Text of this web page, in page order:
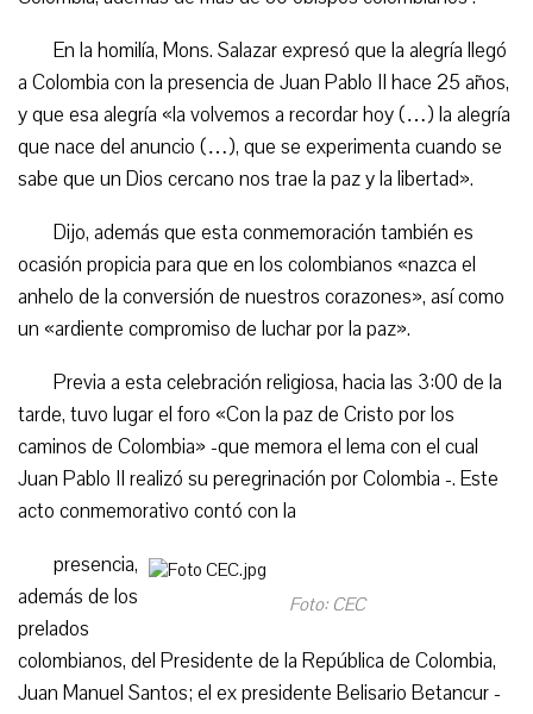
En la homilía, Mons. Salazar expresó que la alegría llegó
a Colombia con la presencia de Juan Pablo II hace 25 años,
y que esa alegría «la volvemos a recordar hoy (…) la alegría
que nace del anuncio (…), que se experimenta cuando se
sabe que un Dios cercano nos trae la paz y la libertad».
Dijo, además que esta conmemoración también es
ocasión propicia para que en los colombianos «nazca el
anhelo de la conversión de nuestros corazones», así como
un «ardiente compromiso de luchar por la paz».
Previa a esta celebración religiosa, hacia las 3:00 de la
tarde, tuvo lugar el foro «Con la paz de Cristo por los
caminos de Colombia» -que memora el lema con el cual
Juan Pablo II realizó su peregrinación por Colombia -. Este
acto conmemorativo contó con la
Foto: CEC
presencia,
además de los
prelados
colombianos, del Presidente de la República de Colombia,
Juan Manuel Santos; el ex presidente Belisario Betancur -